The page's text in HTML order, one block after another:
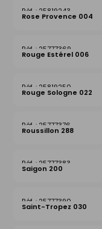
25819243
Rose Provence 004
25777369
Rouge Estérel 006
25819250
Rouge Sologne 022
25777376
Roussillon 288
25777383
Saigon 200
25777390
Saint-Tropez 030